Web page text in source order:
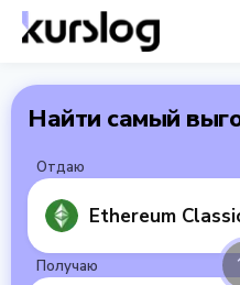
Найти самый
Отдаю
Ethereum
Получаю